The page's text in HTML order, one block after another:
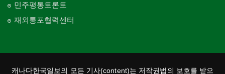
민주평통토론토
재외통포협력센터
캐나다한국일보의 모든 기사(content)는 저작권법의 보호를 받으